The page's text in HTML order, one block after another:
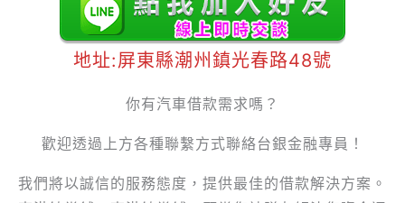
地址:屏東縣潮州鎮光春路48號
你有汽車借款需求嗎？
歡迎透過上方各種聯繫方式聯絡台銀金融專員！
我們將以誠信的服務態度，提供最佳的借款解決方案。